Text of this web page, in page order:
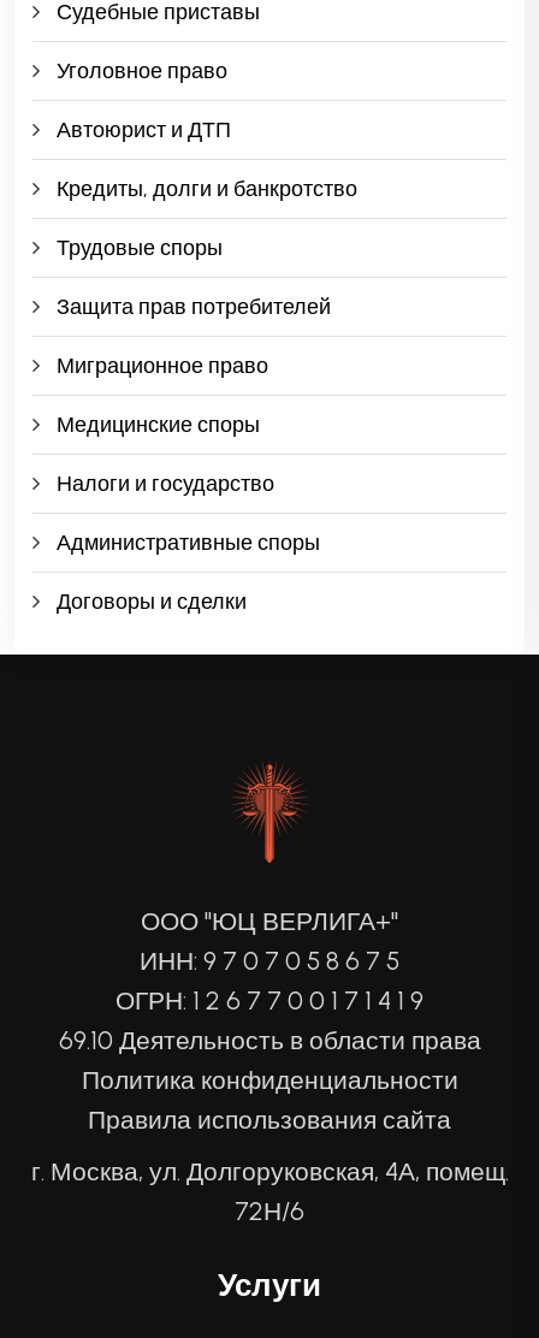
Судебные приставы
Уголовное право
Автоюрист и ДТП
Кредиты, долги и банкротство
Трудовые споры
Защита прав потребителей
Миграционное право
Медицинские споры
Налоги и государство
Административные споры
Договоры и сделки
ООО "ЮЦ ВЕРЛИГА+"
ИНН: 9 7 0 7 0 5 8 6 7 5
ОГРН: 1 2 6 7 7 0 0 1 7 1 4 1 9
69.10 Деятельность в области права
Политика конфиденциальности
Правила использования сайта
г. Москва, ул. Долгоруковская, 4А, помещ.
72Н/6
Услуги